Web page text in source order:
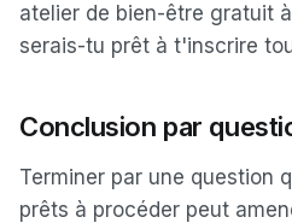
atelier de bien-être gratuit
serais-tu prêt à t'inscrire
Conclusion par
Terminer par une question
prêts à procéder peut